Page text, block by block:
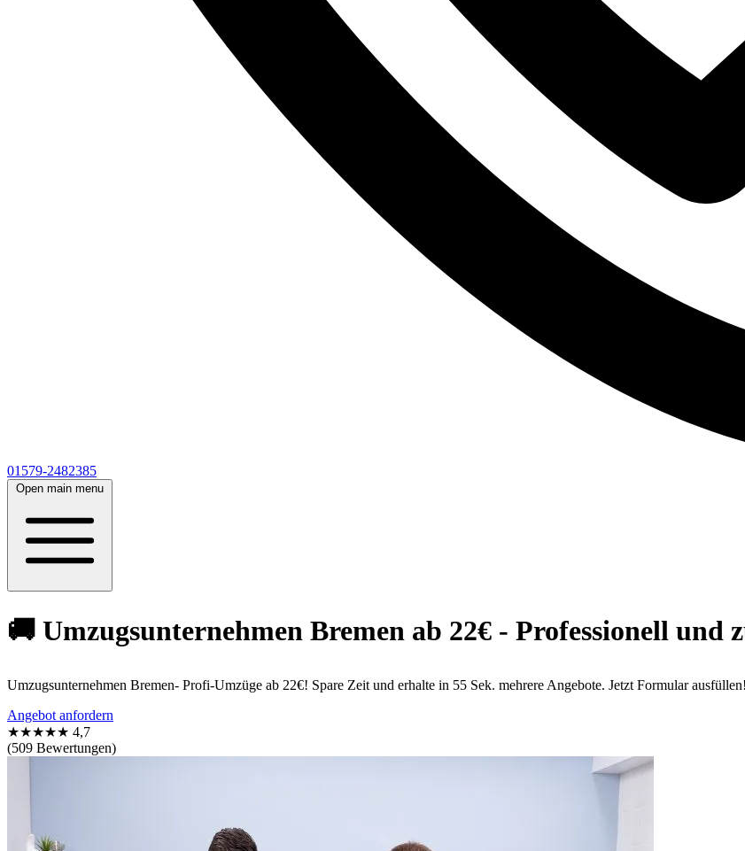
01579-2482385
Open main menu
🚚 Umzugsunternehmen Bremen ab 22€ - Professionell und
Umzugsunternehmen Bremen- Profi-Umzüge ab 22€! Spare Zeit und erhalte in 55 Sek. mehrere Angebote. Jetzt Formular ausfüllen!
Angebot anfordern
★★★★★ 4,7
(509 Bewertungen)